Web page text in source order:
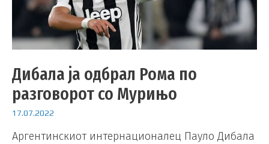
Дибала ја одбрал Рома по
разговорот со Мурињо
17.07.2022
Аргентинскиот интернационалец Пауло Дибала